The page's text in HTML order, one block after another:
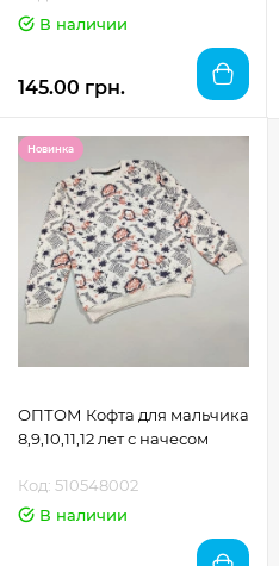
В наличии
145.00 грн.
Новинка
ОПТОМ Кофта для мальчика
8,9,10,11,12 лет с начесом
Код: 510548002
В наличии